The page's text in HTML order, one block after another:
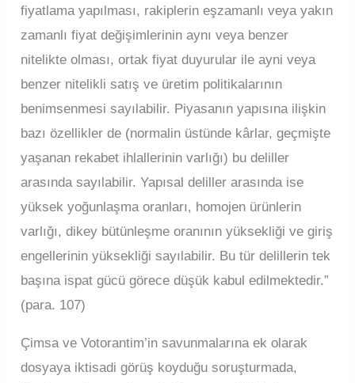
fiyatlama yapılması, rakiplerin eşzamanlı veya yakın
zamanlı fiyat değişimlerinin aynı veya benzer
nitelikte olması, ortak fiyat duyurular ile ayni veya
benzer nitelikli satış ve üretim politikalarının
benimsenmesi sayılabilir. Piyasanın yapısına ilişkin
bazı özellikler de (normalin üstünde kârlar, geçmişte
yaşanan rekabet ihlallerinin varlığı) bu deliller
arasında sayılabilir. Yapısal deliller arasında ise
yüksek yoğunlaşma oranları, homojen ürünlerin
varlığı, dikey bütünleşme oranının yüksekliği ve giriş
engellerinin yüksekliği sayılabilir. Bu tür delillerin tek
başına ispat gücü görece düşük kabul edilmektedir.”
(para. 107)
Çimsa ve Votorantim’in savunmalarına ek olarak
dosyaya iktisadi görüş koyduğu soruşturmada,